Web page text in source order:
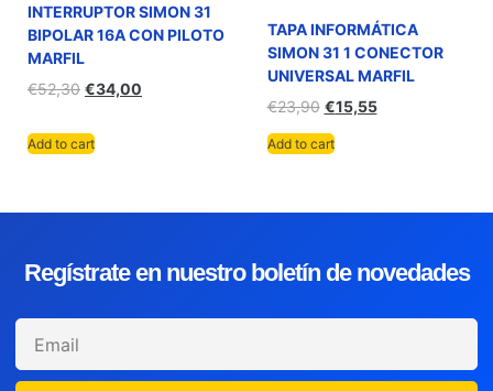
INTERRUPTOR SIMON 31
BIPOLAR 16A CON PILOTO
MARFIL
€52,30 €34,00
Add to cart
TAPA INFORMÁTICA
SIMON 31 1 CONECTOR
UNIVERSAL MARFIL
€23,90 €15,55
Add to cart
Regístrate en nuestro boletín de novedades